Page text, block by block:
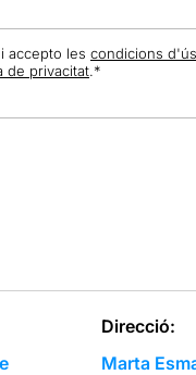
accepto les condicions d'ús
de privacitat.*
Direcció:
Marta